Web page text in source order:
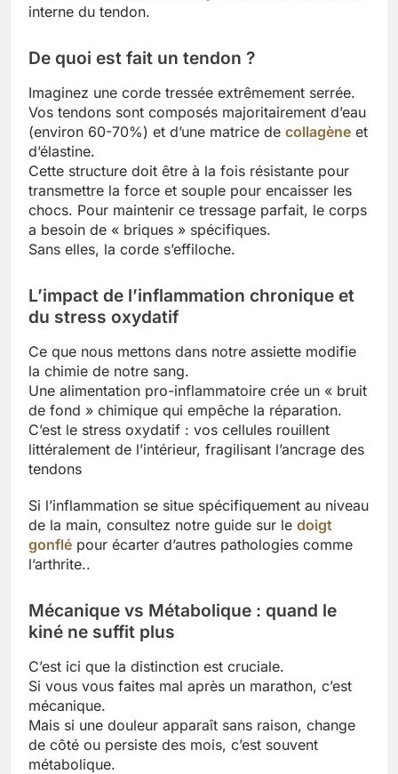
interne du tendon.
De quoi est fait un tendon ?
Imaginez une corde tressée extrêmement serrée.
Vos tendons sont composés majoritairement d’eau
(environ 60-70%) et d’une matrice de collagène et
d’élastine.
Cette structure doit être à la fois résistante pour
transmettre la force et souple pour encaisser les
chocs. Pour maintenir ce tressage parfait, le corps
a besoin de « briques » spécifiques.
Sans elles, la corde s’effiloche.
L’impact de l’inflammation chronique et
du stress oxydatif
Ce que nous mettons dans notre assiette modifie
la chimie de notre sang.
Une alimentation pro-inflammatoire crée un « bruit
de fond » chimique qui empêche la réparation.
C’est le stress oxydatif : vos cellules rouillent
littéralement de l’intérieur, fragilisant l’ancrage des
tendons
Si l’inflammation se situe spécifiquement au niveau
de la main, consultez notre guide sur le doigt
gonflé pour écarter d’autres pathologies comme
l’arthrite..
Mécanique vs Métabolique : quand le
kiné ne suffit plus
C’est ici que la distinction est cruciale.
Si vous vous faites mal après un marathon, c’est
mécanique.
Mais si une douleur apparaît sans raison, change
de côté ou persiste des mois, c’est souvent
métabolique.